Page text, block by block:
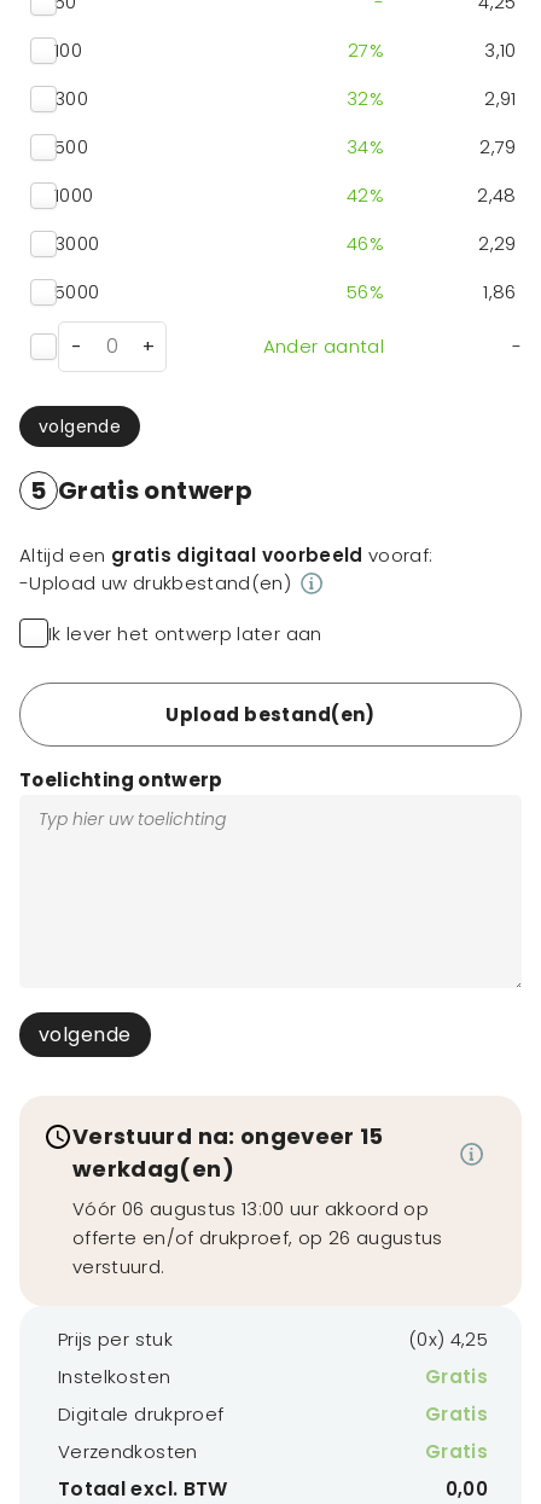
100
27%
3,10
300
32%
2,91
500
34%
2,79
1000
42%
2,48
3000
46%
2,29
5000
56% 1,86
- + Ander aantal -
volgende
5 Gratis ontwerp
Altijd een gratis digitaal voorbeeld vooraf:
-Upload uw drukbestand(en)
Ik lever het ontwerp later aan
Upload bestand(en)
Toelichting ontwerp
volgende
Verstuurd na: ongeveer 15
werkdag(en)
Vóór 06 augustus 13:00 uur akkoord op
offerte en/of drukproef, op 26 augustus
verstuurd.
Prijs per stuk
(0x) 4,25
Instelkosten
Gratis
Digitale drukproef
Gratis
Verzendkosten
Gratis
Totaal excl. BTW
0,00